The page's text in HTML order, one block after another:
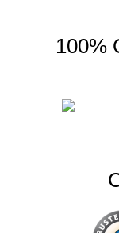
100%